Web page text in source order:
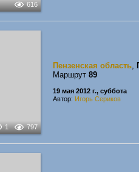
616
1 797
Пензенская область,
Маршрут 89
19 мая 2012 г., суббота
Автор: Игорь Сериков